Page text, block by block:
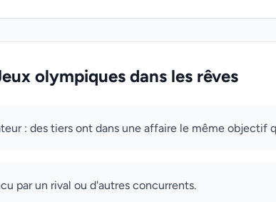
olympiques dans les rêves
: des tiers ont dans une affaire le même objectif
par un rival ou d'autres concurrents.